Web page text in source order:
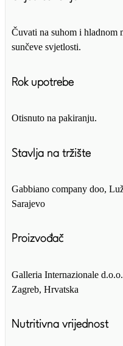
Čuvati na suhom i hladnom
sunčeve svjetlosti.
Rok upotrebe
Otisnuto na pakiranju.
Stavlja na tržište
Gabbiano company doo,
Sarajevo
Proizvođač
Galleria Internazionale
Zagreb, Hrvatska
Nutritivna vrijednost